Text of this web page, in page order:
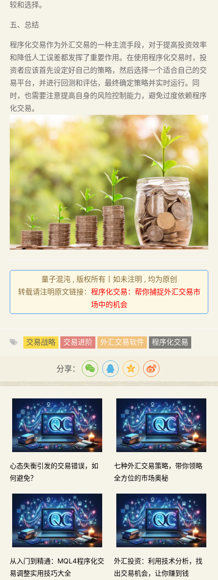
较和选择。
五、总结
程序化交易作为外汇交易的一种主流手段，对于提高投资效率
和降低人工误差都发挥了重要作用。在使用程序化交易时，投
资者应该首先设定好自己的策略，然后选择一个适合自己的交
易平台，并进行回测和评估，最终确定策略并实时运行。同
时，也需要注意提高自身的风险控制能力，避免过度依赖程序
化交易。
量子混沌 , 版权所有丨如未注明 , 均为原创
转载请注明原文链接： 程序化交易：帮你捕捉外汇交易市
场中的机会
交易战略 交易进阶 外汇交易软件 程序化交易
分享：
心态失衡引发的交易错误，如
何避免？
七种外汇交易策略，带你领略
全方位的市场奥秘
从入门到精通：MQL4程序化交
易调整实用技巧大全
外汇投资：利用技术分析，找
出交易机会，让你赚到钱